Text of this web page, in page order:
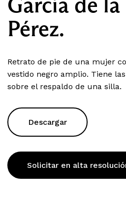
Pérez.
Retrato de pie de una mujer
vestido negro amplio. Tiene
sobre el respaldo de una silla.
Descargar
Solicitar en alta